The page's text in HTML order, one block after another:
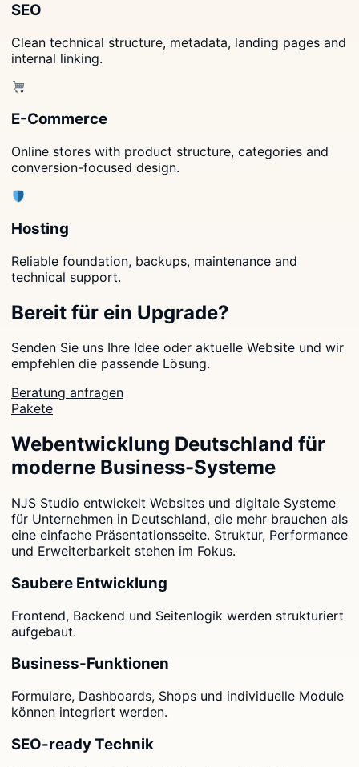
SEO
Clean technical structure, metadata, landing pages and
internal linking.
E-Commerce
Online stores with product structure, categories and
conversion-focused design.
Hosting
Reliable foundation, backups, maintenance and
technical support.
Bereit für ein Upgrade?
Senden Sie uns Ihre Idee oder aktuelle Website und wir
empfehlen die passende Lösung.
Beratung anfragen
Pakete
Webentwicklung Deutschland für
moderne Business-Systeme
NJS Studio entwickelt Websites und digitale Systeme
für Unternehmen in Deutschland, die mehr brauchen als
eine einfache Präsentationsseite. Struktur, Performance
und Erweiterbarkeit stehen im Fokus.
Saubere Entwicklung
Frontend, Backend und Seitenlogik werden strukturiert
aufgebaut.
Business-Funktionen
Formulare, Dashboards, Shops und individuelle Module
können integriert werden.
SEO-ready Technik